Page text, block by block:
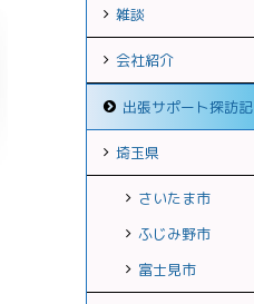
雑談
会社紹介
出張サポート探訪記
埼玉県
さいたま市
ふじみ野市
富士見市